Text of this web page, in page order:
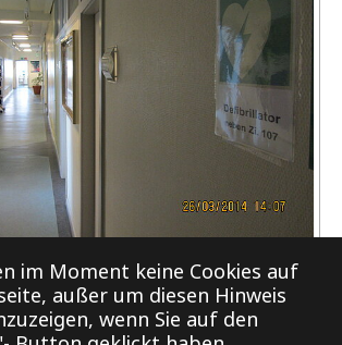
im Moment keine Cookies auf
außer um diesen Hinweis
wenn Sie auf den
Gerät